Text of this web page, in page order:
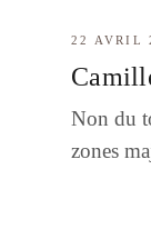
22 AVRIL
Non du
zones